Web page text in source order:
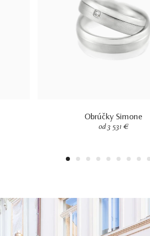
Obrúčky Simone
od 3 531 €
1 2 3 4 5 6 7 8 9